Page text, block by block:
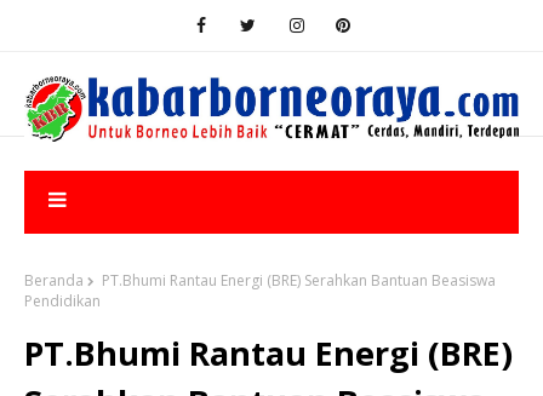
Beranda
PT.Bhumi Rantau Energi (BRE) Serahkan Bantuan Beasiswa
Pendidikan
PT.Bhumi Rantau Energi (BRE)